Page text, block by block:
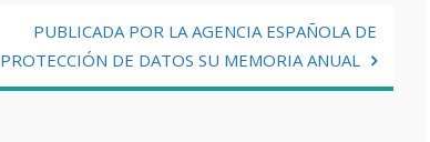
PUBLICADA POR LA AGENCIA ESPAÑOLA DE
PROTECCIÓN DE DATOS SU MEMORIA ANUAL